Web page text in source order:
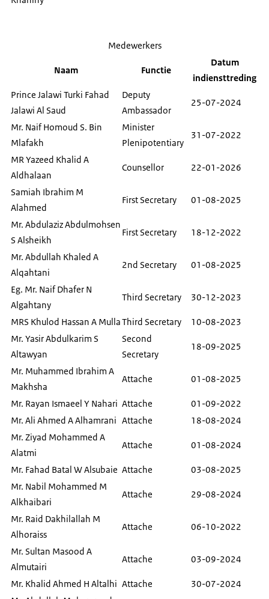
Medewerkers
Naam Functie
Datum
indiensttreding
Prince Jalawi Turki Fahad
Jalawi Al Saud
Deputy
Ambassador
25-07-2024
Mr. Naif Homoud S. Bin
Mlafakh
Minister
Plenipotentiary
31-07-2022
MR Yazeed Khalid A
Aldhalaan
Counsellor 22-01-2026
Samiah Ibrahim M
Alahmed
First Secretary 01-08-2025
Mr. Abdulaziz Abdulmohsen
S Alsheikh
First Secretary 18-12-2022
Mr. Abdullah Khaled A
Alqahtani
2nd Secretary 01-08-2025
Eg. Mr. Naif Dhafer N
Algahtany
Third Secretary 30-12-2023
MRS Khulod Hassan A MullaThird Secretary
10-08-2023
Mr. Yasir Abdulkarim S
Altawyan
Second
Secretary
18-09-2025
Mr. Muhammed Ibrahim A
Makhsha
Attache 01-08-2025
Mr. Rayan Ismaeel Y Nahari Attache
01-09-2022
Mr. Ali Ahmed A Alhamrani Attache
18-08-2024
Mr. Ziyad Mohammed A
Alatmi
Attache 01-08-2024
Mr. Fahad Batal W Alsubaie Attache
03-08-2025
Mr. Nabil Mohammed M
Alkhaibari
Attache 29-08-2024
Mr. Raid Dakhilallah M
Alhoraiss
Attache 06-10-2022
Mr. Sultan Masood A
Almutairi
Attache 03-09-2024
Mr. Khalid Ahmed H Altalhi Attache
30-07-2024